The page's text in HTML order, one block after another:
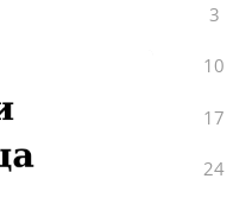
3
10
17
24